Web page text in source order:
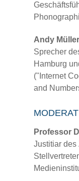
Andy
Sprecher
Hamburg
("Internet
and
Professor
Justitiar des